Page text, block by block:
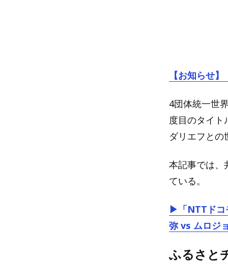
【お知らせ
4団体統一世
度目のタイ
ダリエフとの
本記事では、
ている。
▶「NTTドコ
弥 vs ムロジ
ふるさと